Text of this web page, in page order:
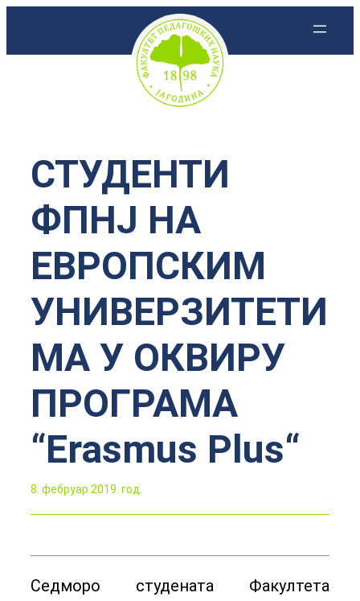
СТУДЕНТИ
ФПНЈ НА
ЕВРОПСКИМ
УНИВЕРЗИТЕТИ
МА У ОКВИРУ
ПРОГРАМА
“Erasmus Plus“
8. фебруар 2019. год.
Седморо студената Факултета